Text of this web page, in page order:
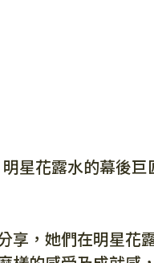
星花露水的幕後巨
享，她們在明星花